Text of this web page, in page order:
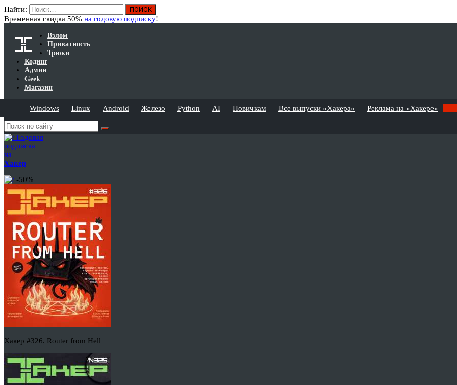
Найти:
Временная скидка 50% на годовую подписку!
Взлом
Приватность
Трюки
Кодинг
Админ
Geek
Магазин
Windows Linux Android Железо Python AI Новичкам Все выпуски «Хакера» Реклама на «Хакере»
Годовая
подписка
на
Хакер
-50%
Хакер #326. Router from Hell